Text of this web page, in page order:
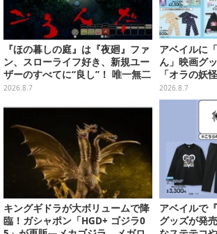
『ほの暮しの庭』は『夜廻』ファ
ン、スローライフ好き、新規ユー
ザーのすべてに“良し”！ 唯一無二
の「不穏生活シム」恐怖も暮らし
2026.8.7
アベイルに
ん」映画グ
「オラの妖
「ヘンダー
マ」などを
2026.8.7
キングギドラが大ボリュームで降
臨！ガシャポン「HGD+ ゴジラ0
アベイルで
グッズが発